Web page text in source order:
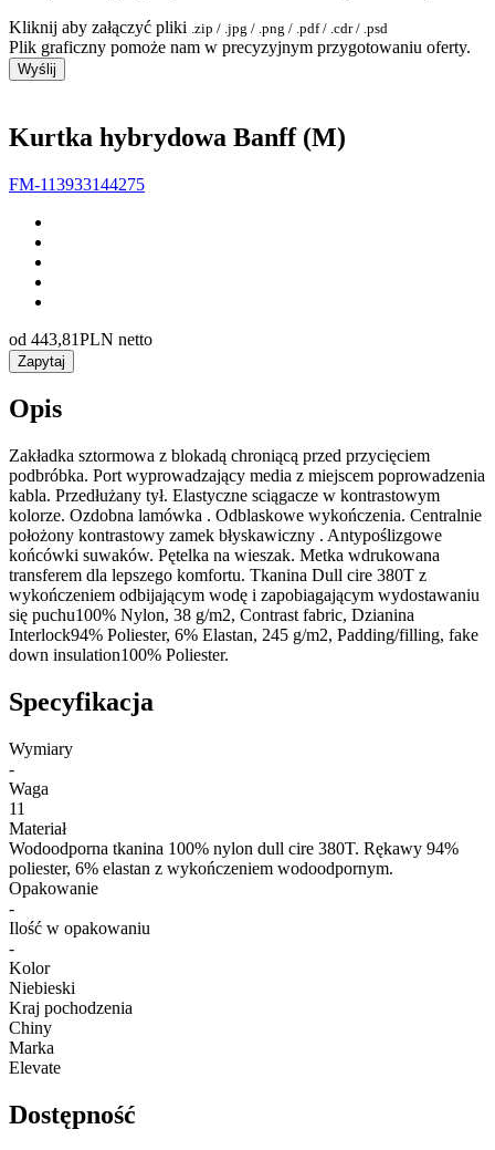
Kliknij aby załączyć pliki .zip / .jpg / .png / .pdf / .cdr / .psd
Plik graficzny pomoże nam w precyzyjnym przygotowaniu oferty.
Wyślij
Kurtka hybrydowa Banff (M)
FM-113933144275
od 443,81PLN netto
Zapytaj
Opis
Zakładka sztormowa z blokadą chroniącą przed przycięciem
podbróbka. Port wyprowadzający media z miejscem poprowadzenia
kabla. Przedłużany tył. Elastyczne sciągacze w kontrastowym
kolorze. Ozdobna lamówka . Odblaskowe wykończenia. Centralnie
położony kontrastowy zamek błyskawiczny . Antypoślizgowe
końcówki suwaków. Pętelka na wieszak. Metka wdrukowana
transferem dla lepszego komfortu. Tkanina Dull cire 380T z
wykończeniem odbijającym wodę i zapobiagającym wydostawaniu
się puchu100% Nylon, 38 g/m2, Contrast fabric, Dzianina
Interlock94% Poliester, 6% Elastan, 245 g/m2, Padding/filling, fake
down insulation100% Poliester.
Specyfikacja
Wymiary
-
Waga
11
Materiał
Wodoodporna tkanina 100% nylon dull cire 380T. Rękawy 94%
poliester, 6% elastan z wykończeniem wodoodpornym.
Opakowanie
-
Ilość w opakowaniu
-
Kolor
Niebieski
Kraj pochodzenia
Chiny
Marka
Elevate
Dostępność